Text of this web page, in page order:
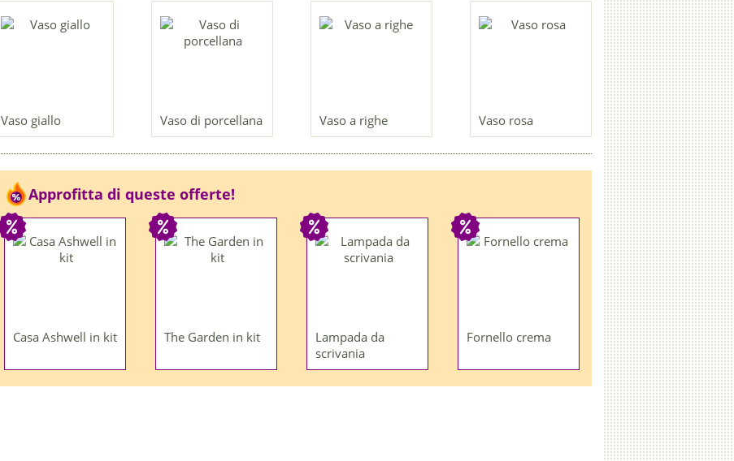
Vaso giallo Vaso di porcellana Vaso a righe Vaso rosa
Approfitta di queste offerte!
Casa Ashwell in kit The Garden in kit
Lampada da
scrivania
Fornello crema